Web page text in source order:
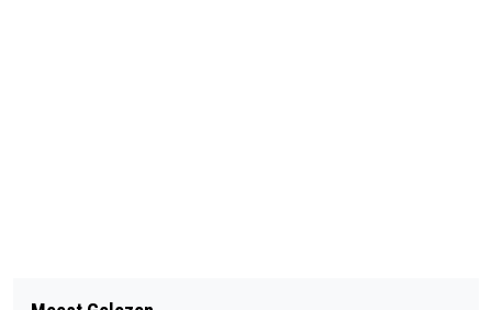
DE ZOMER IS OFFICIEEL VOORBIJ,